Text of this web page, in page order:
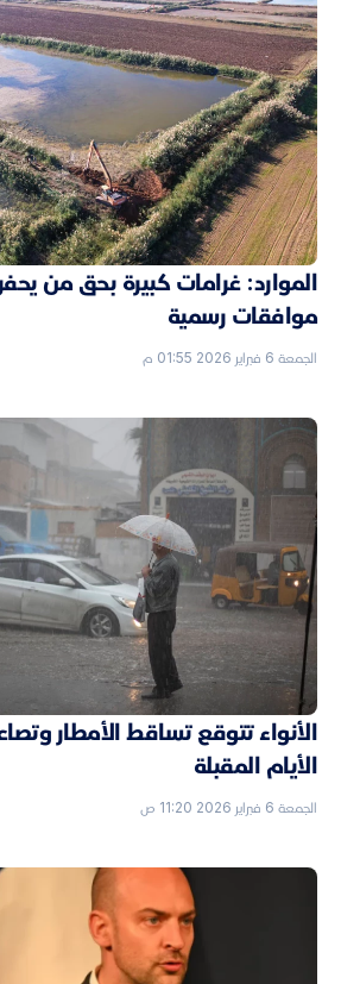
الموارد: غرامات كبيرة بحق من
موافقات رسمية
الجمعة 6 فبراير 2026 01:55 م
الأنواء تتوقع تساقط الأمطار
الأيام المقبلة
الجمعة 6 فبراير 2026 11:20 ص